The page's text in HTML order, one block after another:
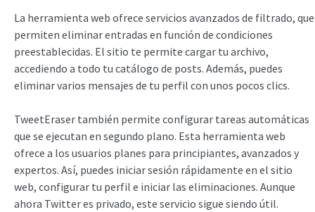
La herramienta web ofrece servicios avanzados de filtrado, que
permiten eliminar entradas en función de condiciones
preestablecidas. El sitio te permite cargar tu archivo,
accediendo a todo tu catálogo de posts. Además, puedes
eliminar varios mensajes de tu perfil con unos pocos clics.
TweetEraser también permite configurar tareas automáticas
que se ejecutan en segundo plano. Esta herramienta web
ofrece a los usuarios planes para principiantes, avanzados y
expertos. Así, puedes iniciar sesión rápidamente en el sitio
web, configurar tu perfil e iniciar las eliminaciones. Aunque
ahora Twitter es privado, este servicio sigue siendo útil.